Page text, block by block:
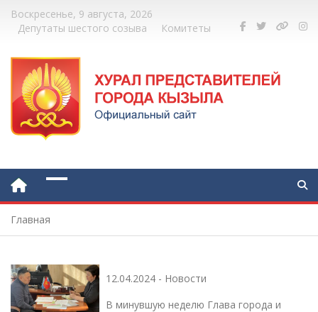
Воскресенье, 9 августа, 2026
Депутаты шестого созыва
Комитеты
Главная
12.04.2024- Новости
В минувшую неделю Глава города и